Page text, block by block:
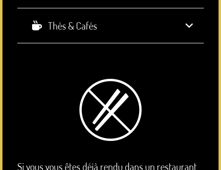
Thés & Cafés
Si vous vous êtes déjà rendu dans un restaurant